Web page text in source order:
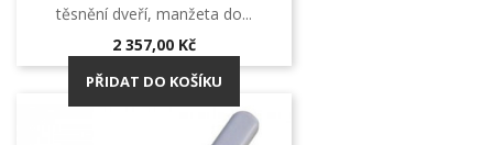
těsnění dveří, manžeta do...
Cena
2 357,00 Kč
PŘIDAT DO KOŠÍKU